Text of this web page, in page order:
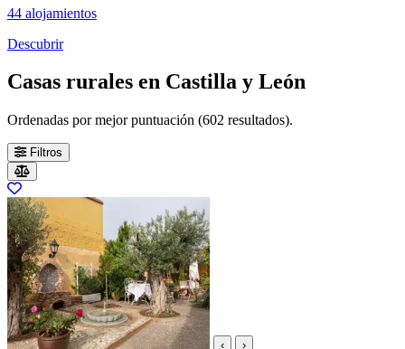
44 alojamientos
Descubrir
Casas rurales en Castilla y León
Ordenadas por mejor puntuación (602 resultados).
Filtros
‹ ›